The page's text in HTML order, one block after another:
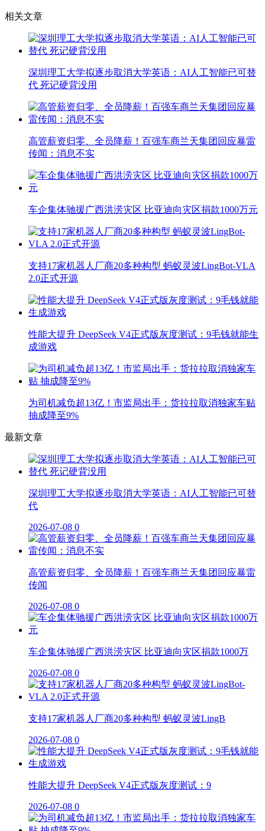
相关文章
深圳理工大学拟逐步取消大学英语：AI人工智能已可替
代 死记硬背没用
高管薪资归零、全员降薪！百强车商兰天集团回应暴雷
传闻：消息不实
车企集体驰援广西洪涝灾区 比亚迪向灾区捐款1000万元
支持17家机器人厂商20多种构型 蚂蚁灵波LingBot-VLA
2.0正式开源
性能大提升 DeepSeek V4正式版灰度测试：9毛钱就能生
成游戏
为司机减负超13亿！市监局出手：货拉拉取消独家车贴
抽成降至9%
最新文章
深圳理工大学拟逐步取消大学英语：AI人工智能已可替
代
2026-07-08 0
高管薪资归零、全员降薪！百强车商兰天集团回应暴雷
传闻
2026-07-08 0
车企集体驰援广西洪涝灾区 比亚迪向灾区捐款1000万
2026-07-08 0
支持17家机器人厂商20多种构型 蚂蚁灵波LingB
2026-07-08 0
性能大提升 DeepSeek V4正式版灰度测试：9
2026-07-08 0